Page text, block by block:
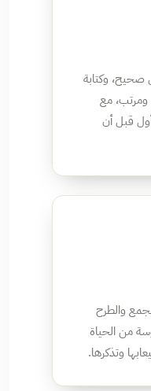
وكتابة
مع
قبل أن
والطرح
من الحياة
وتذكرها.